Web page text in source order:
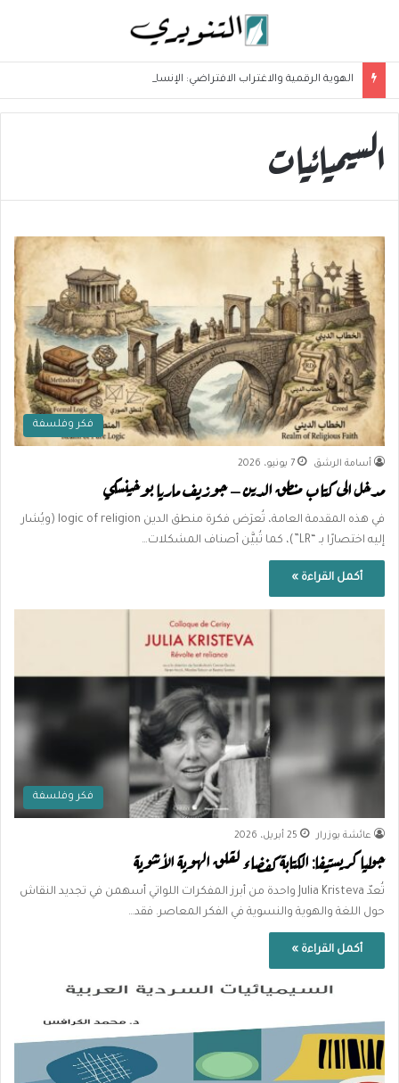
الهوية الرقمية والاغتراب الافتراضي: الإنسان بين الشاشة والواقع
السيميائيات
فكر وفلسفة
أسامة الرشق 7 يونيو، 2026
مدخل الى كتاب منطق الدين – جوزيف ماريا بوخينسكي
في هذه المقدمة العامة، تُعرَض فكرة منطق الدين logic of religion (ويُشار
إليه اختصارًا بـ “LR”)، كما تُبيَّن أصناف المشكلات…
أكمل القراءة »
فكر وفلسفة
عائشة بوزرار 25 أبريل، 2026
جوليا كريستيفا: الكتابة كفضاء لقلق الهوية الأنثوية
تُعدّ Julia Kristeva واحدة من أبرز المفكرات اللواتي أسهمن في تجديد النقاش
حول اللغة والهوية والنسوية في الفكر المعاصر. فقد…
أكمل القراءة »